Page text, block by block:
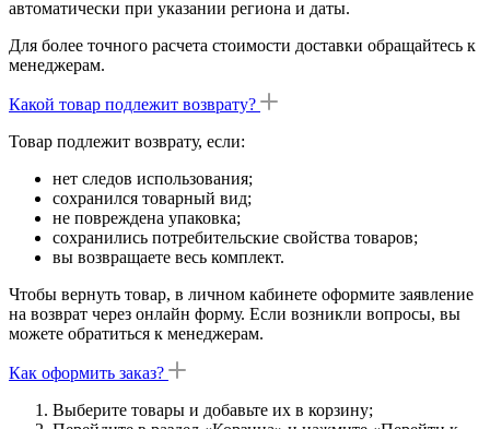
автоматически при указании региона и даты.
Для более точного расчета стоимости доставки обращайтесь к
менеджерам.
Какой товар подлежит возврату?
Товар подлежит возврату, если:
нет следов использования;
сохранился товарный вид;
не повреждена упаковка;
сохранились потребительские свойства товаров;
вы возвращаете весь комплект.
Чтобы вернуть товар, в личном кабинете оформите заявление
на возврат через онлайн форму. Если возникли вопросы, вы
можете обратиться к менеджерам.
Как оформить заказ?
Выберите товары и добавьте их в корзину;